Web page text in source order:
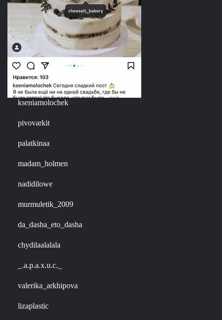
kseniamolochek
pivovarkit
palatkinaa
madam_holmen
nadidilowe
murmuletik_2009
da_dasha_eto_dasha
chydilaalalala
_.a.p.a.x.u.c._
valerika_arkhipova
lizaplastic